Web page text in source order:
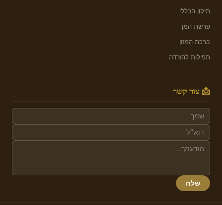
תיקון הכללי
פרשת המן
ברכת המזון
תפילות להורדה
📩 צור קשר
שלח